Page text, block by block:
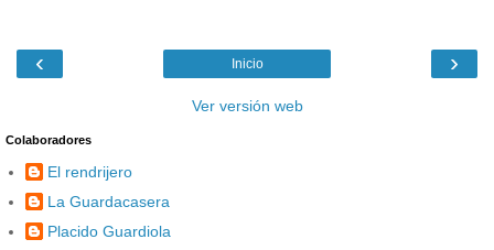
‹ ›
Inicio
Ver versión web
Colaboradores
El rendrijero
La Guardacasera
Placido Guardiola